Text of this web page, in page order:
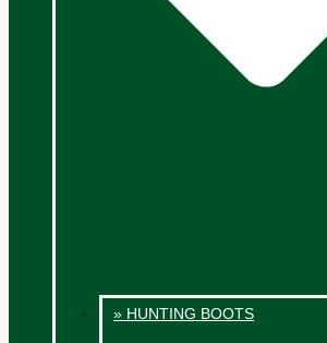
» HUNTING BOOTS